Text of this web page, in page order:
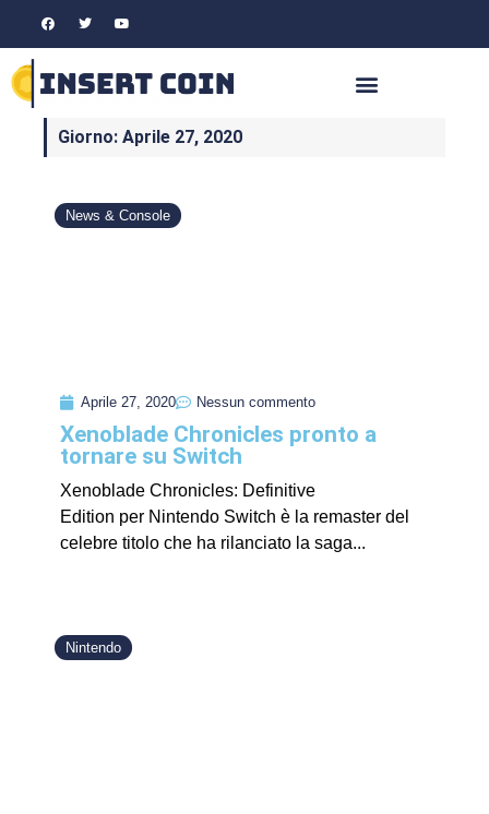
Giorno: Aprile 27, 2020
News & Console
Aprile 27, 2020 Nessun commento
Xenoblade Chronicles pronto a
tornare su Switch
Xenoblade Chronicles: Definitive
Edition per Nintendo Switch è la remaster del
celebre titolo che ha rilanciato la saga...
Nintendo